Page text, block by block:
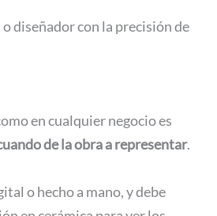
diseñador con la precisión de
en cualquier negocio es
de la obra a representar.
o hecho a mano, y debe